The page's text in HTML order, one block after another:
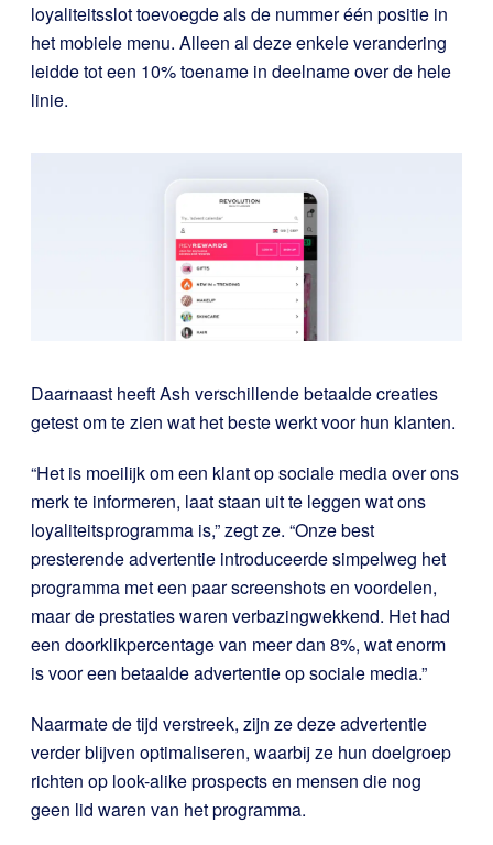
loyaliteitsslot toevoegde als de nummer één positie in
het mobiele menu. Alleen al deze enkele verandering
leidde tot een 10% toename in deelname over de hele
linie.
Daarnaast heeft Ash verschillende betaalde creaties
getest om te zien wat het beste werkt voor hun klanten.
“Het is moeilijk om een klant op sociale media over ons
merk te informeren, laat staan uit te leggen wat ons
loyaliteitsprogramma is,” zegt ze. “Onze best
presterende advertentie introduceerde simpelweg het
programma met een paar screenshots en voordelen,
maar de prestaties waren verbazingwekkend. Het had
een doorklikpercentage van meer dan 8%, wat enorm
is voor een betaalde advertentie op sociale media.”
Naarmate de tijd verstreek, zijn ze deze advertentie
verder blijven optimaliseren, waarbij ze hun doelgroep
richten op look-alike prospects en mensen die nog
geen lid waren van het programma.